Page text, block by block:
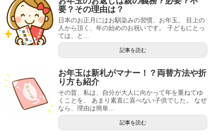
要？その理由は？
日本のお正月にはお馴染みの習慣、お年玉。 目上の
人から頂く、年の始めのお祝いです。 子どもにとっ
ては、と...
記事を読む
お年玉は新札がマナー！？両替方法や折
り方も紹介
その昔、私は、自分が大人に向かって年を重ねてゆ
くことを、 あまり素直に喜べない子供でした。 なぜ
なら、理由は簡単...
記事を読む